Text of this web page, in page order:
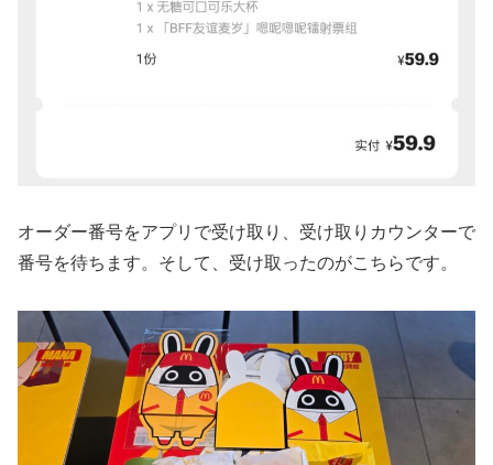
オーダー番号をアプリで受け取り、受け取りカウンターで
番号を待ちます。そして、受け取ったのがこちらです。